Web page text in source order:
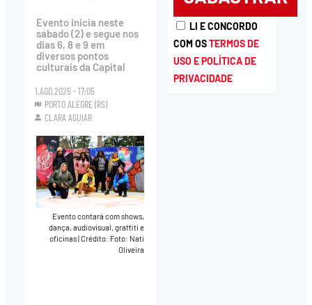
Evento inicia neste
sábado (2) e segue nos
dias 6, 8 e 9 em
diversos pontos
culturais da Capital
1.AGO.2025 - 17:05
PORTO ALEGRE (RS)
CLARA AGUIAR
Evento contará com shows,
dança, audiovisual, graffiti e
oficinas|Crédito: Foto: Nati
Oliveira
LI E CONCORDO
COM OSTERMOS DE
USO E POLÍTICA DE
PRIVACIDADE